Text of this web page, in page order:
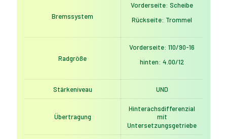
Bremssystem
Vorderseite: Scheibe
Rückseite: Trommel
Radgröße
Vorderseite: 110/90-16
hinten: 4.00/12
Stärkeniveau UND
Übertragung
Hinterachsdifferenzial
mit
Untersetzungsgetriebe